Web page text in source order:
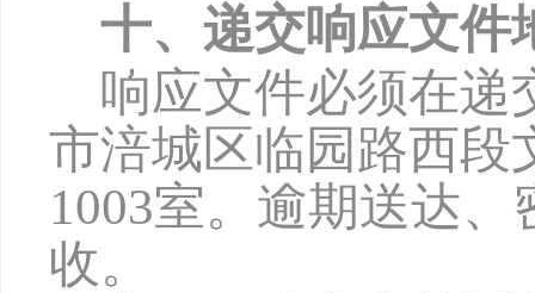
十、递交响应文件
响应文件必须在递
市涪城区临园路西段
1003室。逾期送达、
收。